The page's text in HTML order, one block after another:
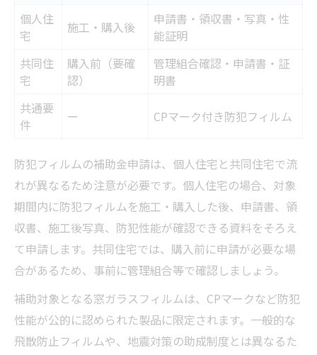
個人住
宅
施工・購入後
申請書・領収書・写真・性
能証明
共同住
宅
購入前（要確
認）
管理組合確認・申請書・証
明書
共通要
件
ー CPマーク付き防犯フィルム
防犯フィルムの補助金申請は、個人住宅と共同住宅で流
れが異なるため注意が必要です。個人住宅の場合、対象
期間内に防犯フィルムを施工・購入した後、申請書、領
収書、施工後写真、防犯性能が確認できる資料をそろえ
て申請します。共同住宅では、購入前に申請が必要な場
合があるため、事前に管理組合等で確認しましょう。
補助対象となる窓ガラスフィルムは、CPマークなど防犯
性能が公的に認められた製品に限定されます。一般的な
飛散防止フィルムや、地震対策の助成制度とは異なるた